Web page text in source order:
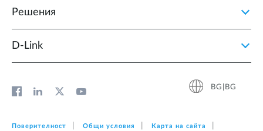
Решения
D‑Link
BG|BG
Поверителност Общи условия Карта на сайта